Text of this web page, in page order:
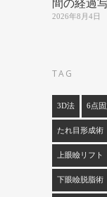
間の経過
2026年8月4日
TAG
3D法 6点固
たれ目形成術
上眼瞼リフト
下眼瞼脱脂術